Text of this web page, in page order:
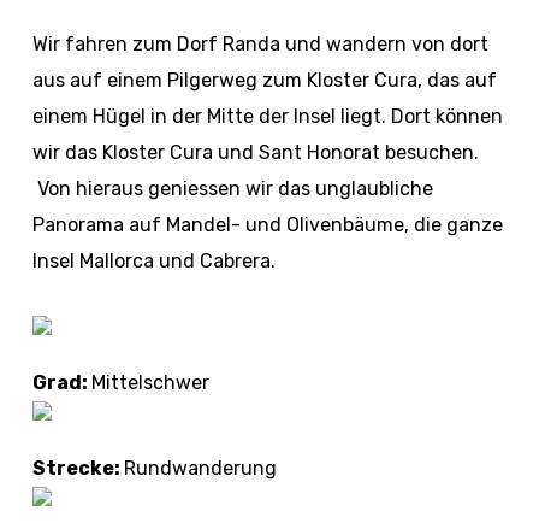
Wir fahren zum Dorf Randa und wandern von dort
aus auf einem Pilgerweg zum Kloster Cura, das auf
einem Hügel in der Mitte der Insel liegt. Dort können
wir das Kloster Cura und Sant Honorat besuchen.
Von hieraus geniessen wir das unglaubliche
Panorama auf Mandel- und Olivenbäume, die ganze
Insel Mallorca und Cabrera.
Grad: Mittelschwer
Strecke: Rundwanderung